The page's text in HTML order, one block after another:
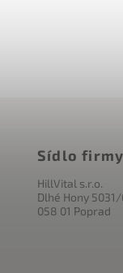
Sídlo firmy
HillVital s.r.o.
Dlhé Hony 5031/
058 01 Poprad